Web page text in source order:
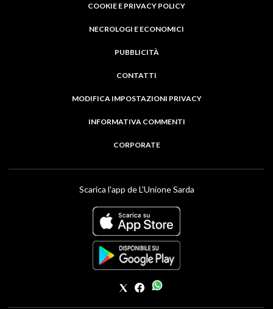
COOKIE E PRIVACY POLICY
NECROLOGI E ECONOMICI
PUBBLICITÀ
CONTATTI
MODIFICA IMPOSTAZIONI PRIVACY
INFORMATIVA COMMENTI
CORPORATE
Scarica l'app de L'Unione Sarda